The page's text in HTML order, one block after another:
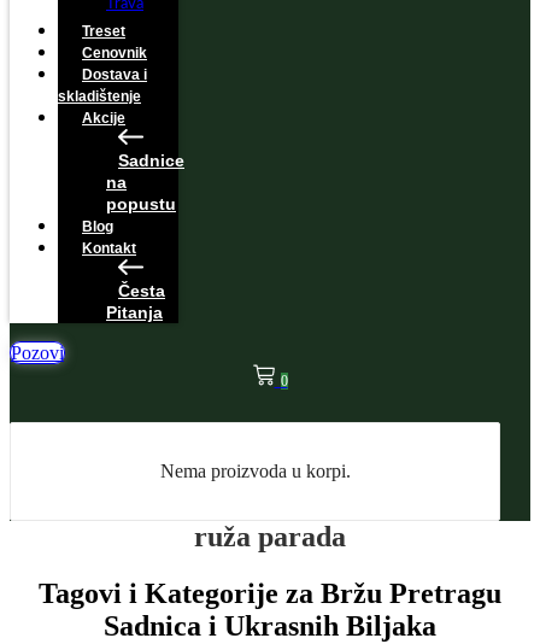
Trava
Treset
Cenovnik
Dostava i
skladištenje
Akcije
Sadnice
na
popustu
Blog
Kontakt
Česta
Pitanja
Pozovi
0
Nema proizvoda u korpi.
ruža parada
Tagovi i Kategorije za Bržu Pretragu
Sadnica i Ukrasnih Biljaka